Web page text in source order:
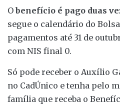
O benefício é pago duas
segue o calendário do
pagamentos até 31 de
com NIS final 0.
Só pode receber o Auxílio
no CadÚnico e tenha pelo
família que receba o